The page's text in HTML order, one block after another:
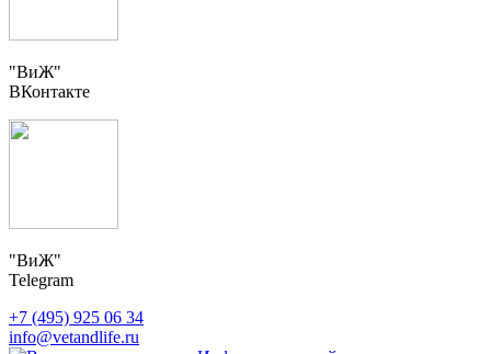
"ВиЖ"
ВКонтакте
"ВиЖ"
Telegram
+7 (495) 925 06 34
info@vetandlife.ru